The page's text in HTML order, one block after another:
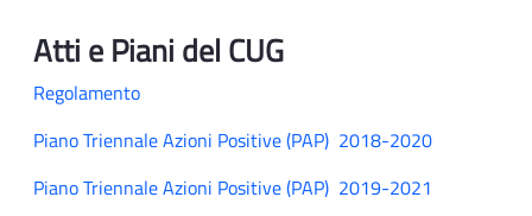
Atti e Piani del CUG
Atti e Piani del CUG
Regolamento
Piano Triennale Azioni Positive (PAP) 2018-2020
Piano Triennale Azioni Positive (PAP) 2019-2021